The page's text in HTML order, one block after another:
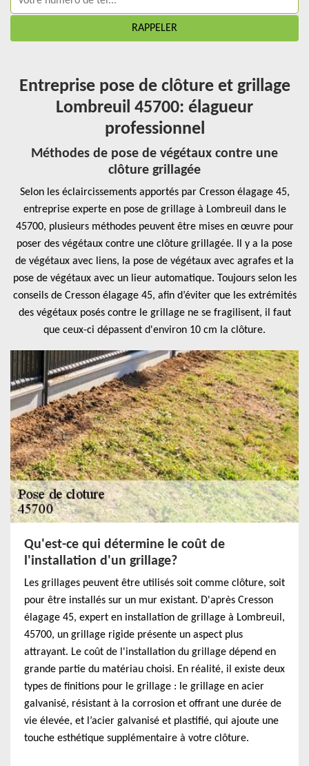
Entreprise pose de clôture et grillage
Lombreuil 45700: élagueur
professionnel
Méthodes de pose de végétaux contre une
clôture grillagée
Selon les éclaircissements apportés par Cresson élagage 45,
entreprise experte en pose de grillage à Lombreuil dans le
45700, plusieurs méthodes peuvent être mises en œuvre pour
poser des végétaux contre une clôture grillagée. Il y a la pose
de végétaux avec liens, la pose de végétaux avec agrafes et la
pose de végétaux avec un lieur automatique. Toujours selon les
conseils de Cresson élagage 45, afin d’éviter que les extrémités
des végétaux posés contre le grillage ne se fragilisent, il faut
que ceux-ci dépassent d'environ 10 cm la clôture.
Qu'est-ce qui détermine le coût de
l'installation d'un grillage?
Les grillages peuvent être utilisés soit comme clôture, soit
pour être installés sur un mur existant. D'après Cresson
élagage 45, expert en installation de grillage à Lombreuil,
45700, un grillage rigide présente un aspect plus
attrayant. Le coût de l'installation du grillage dépend en
grande partie du matériau choisi. En réalité, il existe deux
types de finitions pour le grillage : le grillage en acier
galvanisé, résistant à la corrosion et offrant une durée de
vie élevée, et l’acier galvanisé et plastifié, qui ajoute une
touche esthétique supplémentaire à votre clôture.